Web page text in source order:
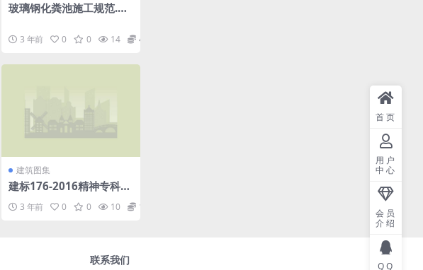
玻璃钢化粪池施工规范.pd
3 年前 0 0 14 4.98
建筑图集
建标176-2016精神专科医
3 年前 0 0 10 1.98
联系我们
首页
用户
中心
会员
介绍
QQ